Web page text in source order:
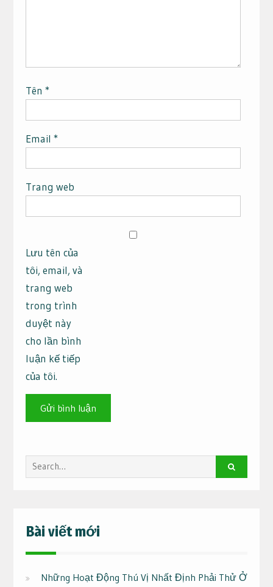
Tên *
Email *
Trang web
Lưu tên của
tôi, email, và
trang web
trong trình
duyệt này
cho lần bình
luận kế tiếp
của tôi.
Search
for:
Bài viết mới
Những Hoạt Động Thú Vị Nhất Định Phải Thử Ở